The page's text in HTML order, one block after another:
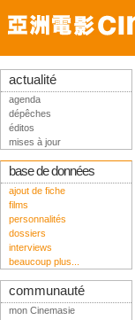
actualité
agenda
dépêches
éditos
mises à jour
base de données
ajout de fiche
films
personnalités
dossiers
interviews
beaucoup plus...
communauté
mon Cinemasie